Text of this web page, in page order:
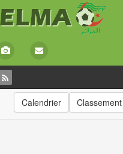
Calendrier Classement